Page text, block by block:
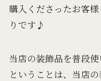
購入くださったお客
りです♪
当店の装飾品を普段
ということは、当店